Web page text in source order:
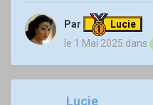
Par
Lucie
le 1 Mai 2025 dans
Lucie